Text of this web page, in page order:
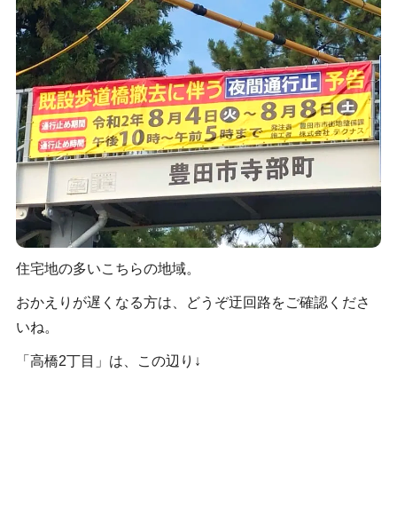
住宅地の多いこちらの地域。
おかえりが遅くなる方は、どうぞ迂回路をご確認くださ
いね。
「高橋2丁目」は、この辺り↓